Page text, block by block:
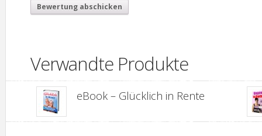
Verwandte Produkte
eBook – Glücklich in Rente